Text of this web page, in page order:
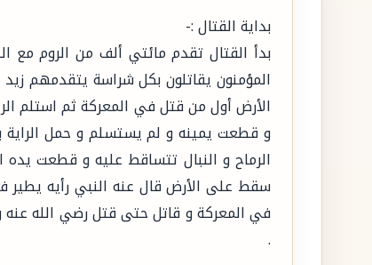
بداية القتال :-
بدأ القتال تقدم مائتي ألف من الروم مع
المؤمنون يقاتلون بكل شراسة يتقدمهم
الأرض أول من قتل في المعركة ثم استلم
و قطعت يمينه و لم يستسلم و حمل الراية
الرماح و النبال تتساقط عليه و قطعت
سقط على الأرض قال عنه النبي رأيه يطير
في المعركة و قاتل حتى قتل رضي الله
.